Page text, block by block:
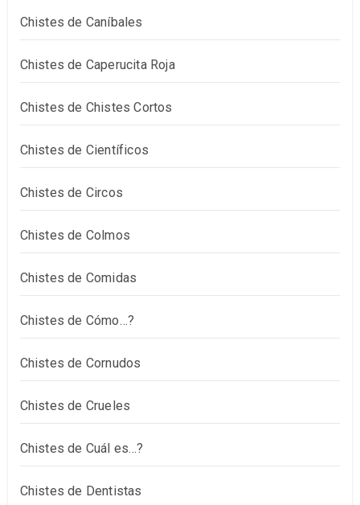
Chistes de Caníbales
Chistes de Caperucita Roja
Chistes de Chistes Cortos
Chistes de Científicos
Chistes de Circos
Chistes de Colmos
Chistes de Comidas
Chistes de Cómo…?
Chistes de Cornudos
Chistes de Crueles
Chistes de Cuál es…?
Chistes de Dentistas